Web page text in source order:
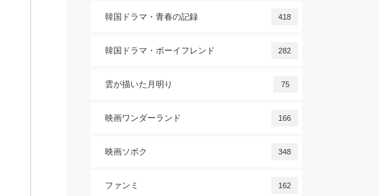
韓国ドラマ・青春の記録 418
韓国ドラマ・ボーイフレンド 282
雲が描いた月明り 75
映画ワンダーランド 166
映画ソボク 348
ファンミ 162